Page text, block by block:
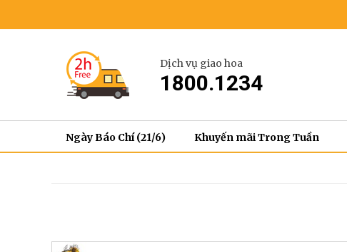
Dịch vụ giao hoa
1800.1234
Ngày Báo Chí (21/6) Khuyến mãi Trong Tuần